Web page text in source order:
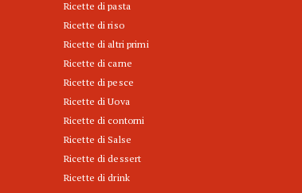
Ricette di pasta
Ricette di riso
Ricette di altri primi
Ricette di carne
Ricette di pesce
Ricette di Uova
Ricette di contorni
Ricette di Salse
Ricette di dessert
Ricette di drink